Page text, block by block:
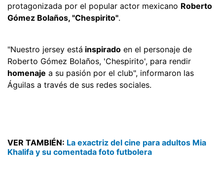
protagonizada por el popular actor mexicano Roberto
Gómez Bolaños, "Chespirito".
"Nuestro jersey está inspirado en el personaje de
Roberto Gómez Bolaños, 'Chespirito', para rendir
homenaje a su pasión por el club", informaron las
Águilas a través de sus redes sociales.
VER TAMBIÉN: La exactriz del cine para adultos Mia
Khalifa y su comentada foto futbolera